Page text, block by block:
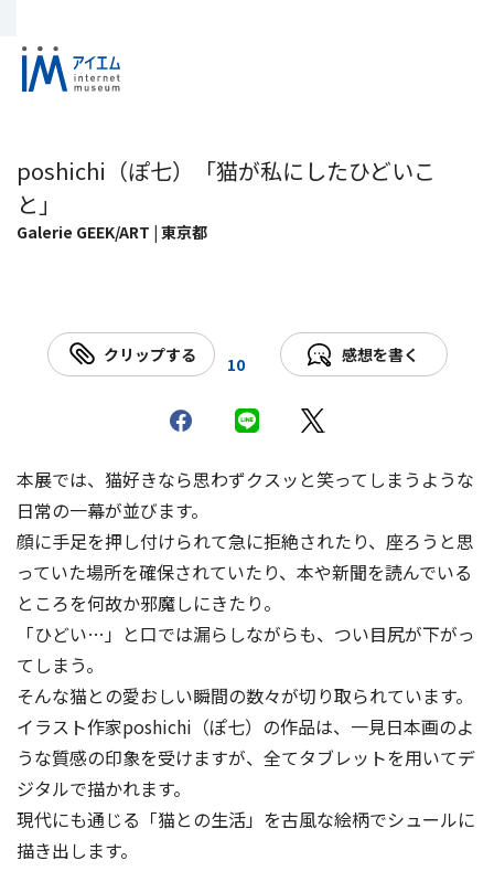
poshichi（ぽ七）「猫が私にしたひどいこ
と」
Galerie GEEK/ART | 東京都
クリップする 10 感想を書く
本展では、猫好きなら思わずクスッと笑ってしまうような
日常の一幕が並びます。
顔に手足を押し付けられて急に拒絶されたり、座ろうと思
っていた場所を確保されていたり、本や新聞を読んでいる
ところを何故か邪魔しにきたり。
「ひどい…」と口では漏らしながらも、つい目尻が下がっ
てしまう。
そんな猫との愛おしい瞬間の数々が切り取られています。
イラスト作家poshichi（ぽ七）の作品は、一見日本画のよ
うな質感の印象を受けますが、全てタブレットを用いてデ
ジタルで描かれます。
現代にも通じる「猫との生活」を古風な絵柄でシュールに
描き出します。